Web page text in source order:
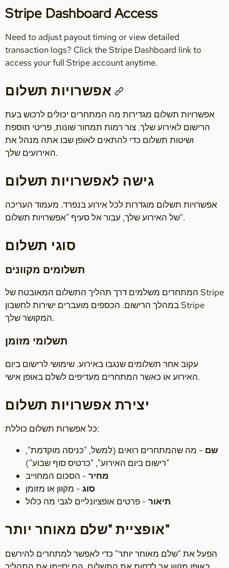
Stripe Dashboard Access
Need to adjust payout timing or view detailed
transaction logs? Click the Stripe Dashboard link to
access your full Stripe account anytime.
אפשרויות תשלום מגדירות מה המתחרים יכולים לרכוש בעת
הרישום לאירוע שלך. צור רמות תמחור שונות, פריטי תוספת
ושיטות תשלום כדי להתאים לאופן שבו אתה מנהל את
האירועים שלך.
גישה לאפשרויות תשלום
אפשרויות תשלום מוגדרות לכל אירוע בנפרד. מעמוד העריכה
של האירוע שלך, עבור אל סעיף "אפשרויות תשלום".
סוגי תשלום
תשלומים מקוונים
המתחרים משלמים דרך תהליך התשלום המאובטח של Stripe
במהלך הרישום. הכספים מועברים ישירות לחשבון Stripe
המקושר שלך.
תשלומי מזומן
עקוב אחר תשלומים שנגבו באירוע. שימושי לרישום ביום
האירוע או כאשר המתחרים מעדיפים לשלם באופן אישי.
יצירת אפשרויות תשלום
כל אפשרות תשלום כוללת:
שם - מה שהמתחרים רואים (למשל, "כניסה מוקדמת",
"רישום ביום האירוע", "כרטיס סוף שבוע")
מחיר - הסכום המחוייב
סוג - מקוון או מזומן
תיאור - פרטים אופציונליים לגבי מה כלול
אופציית "שלם מאוחר יותר"
הפעל את "שלם מאוחר יותר" כדי לאפשר למתחרים להירשם